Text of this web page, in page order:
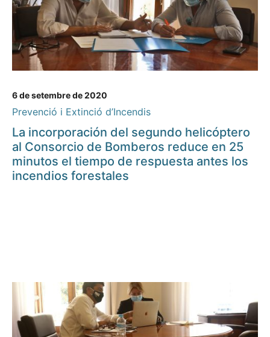
6 de setembre de 2020
Prevenció i Extinció d’Incendis
La incorporación del segundo helicóptero
al Consorcio de Bomberos reduce en 25
minutos el tiempo de respuesta antes los
incendios forestales